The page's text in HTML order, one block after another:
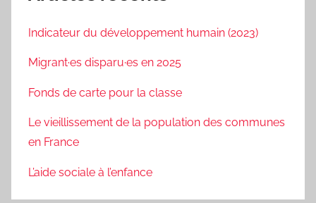
Indicateur du développement humain (2023)
Migrant·es disparu·es en 2025
Fonds de carte pour la classe
Le vieillissement de la population des communes
en France
L’aide sociale à l’enfance